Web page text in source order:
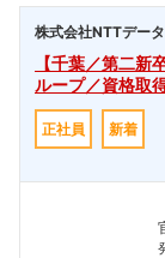
株式会社NTTデー
【千葉／第二
ループ／資格取
正社員 新着